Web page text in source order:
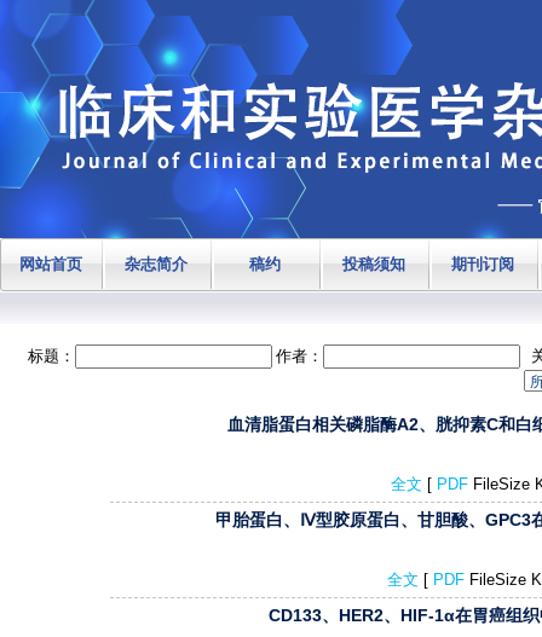
网站首页 杂志简介 稿约 投稿须知 期刊订阅
标题： 作者：
血清脂蛋白相关磷脂酶A2、胱抑素C和白
全文 [ PDF FileSize
甲胎蛋白、Ⅳ型胶原蛋白、甘胆酸、GPC3
全文 [ PDF FileSize
CD133、HER2、HIF-1α在胃癌组